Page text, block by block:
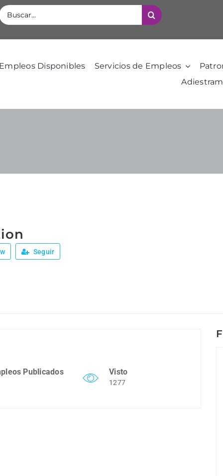
Empleos Disponibles Servicios de Empleos
Seguir
Publicados Visto
1277